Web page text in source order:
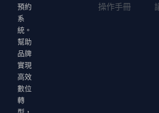
預約
系
統。
幫助
品牌
實現
高效
數位
轉
操作手冊